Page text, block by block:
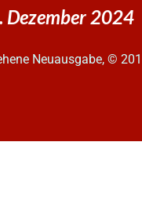
Dezember 2024
Neuausgabe, ©